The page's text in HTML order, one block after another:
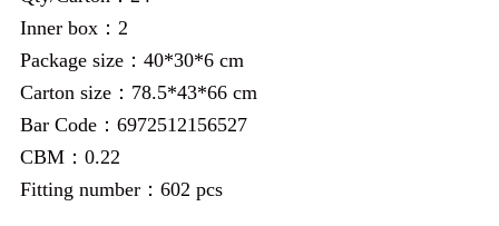
Inner box：2
Package size：40*30*6 cm
Carton size：78.5*43*66 cm
Bar Code：6972512156527
CBM：0.22
Fitting number：602 pcs